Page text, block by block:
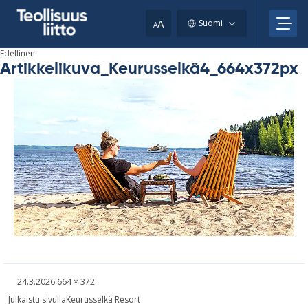
AA Suomi
Edellinen
Artikkelikuva_Keurusselkä4_664x372px
Kirjoitettu
24.3.2026 Täysikokoinen
664 × 372
Artikkelien
Julkaistu sivullaKeurusselkä Resort
clipboard.)